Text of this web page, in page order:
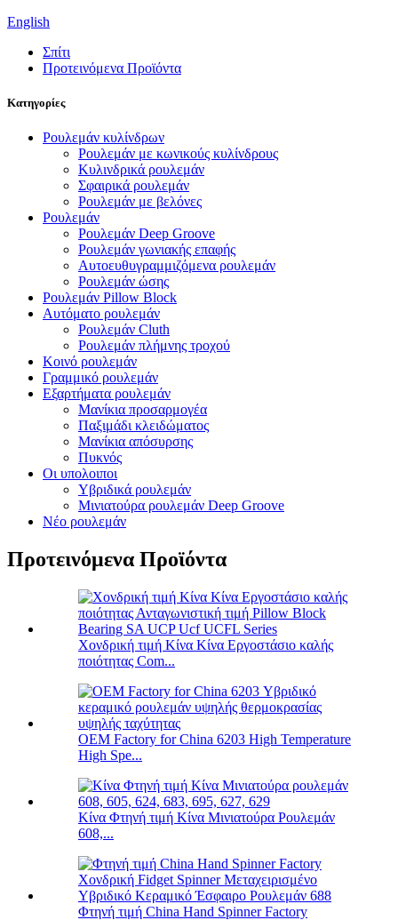
English
Σπίτι
Προτεινόμενα Προϊόντα
Κατηγορίες
Ρουλεμάν κυλίνδρων
Ρουλεμάν με κωνικούς κυλίνδρους
Κυλινδρικά ρουλεμάν
Σφαιρικά ρουλεμάν
Ρουλεμάν με βελόνες
Ρουλεμάν
Ρουλεμάν Deep Groove
Ρουλεμάν γωνιακής επαφής
Αυτοευθυγραμμιζόμενα ρουλεμάν
Ρουλεμάν ώσης
Ρουλεμάν Pillow Block
Αυτόματο ρουλεμάν
Ρουλεμάν Cluth
Ρουλεμάν πλήμνης τροχού
Κοινό ρουλεμάν
Γραμμικό ρουλεμάν
Εξαρτήματα ρουλεμάν
Μανίκια προσαρμογέα
Παξιμάδι κλειδώματος
Μανίκια απόσυρσης
Πυκνός
Οι υπολοιποι
Υβριδικά ρουλεμάν
Μινιατούρα ρουλεμάν Deep Groove
Νέο ρουλεμάν
Προτεινόμενα Προϊόντα
Χονδρική τιμή Κίνα Κίνα Εργοστάσιο καλής
ποιότητας Com...
OEM Factory for China 6203 High Temperature
High Spe...
Κίνα Φτηνή τιμή Κίνα Μινιατούρα Ρουλεμάν
608,...
Φτηνή τιμή China Hand Spinner Factory